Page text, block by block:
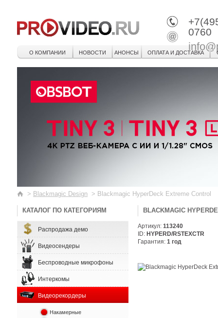
0760
О КОМПАНИИ НОВОСТИ АНОНСЫ ОПЛАТА И ДОСТАВКА
> Blackmagic Design > Blackmagic HyperDeck Extreme Control
КАТАЛОГ ПО КАТЕГОРИЯМ
Распродажа демо
Видеосендеры
Беспроводные микрофоны
Интеркомы
Видеорекордеры
Накамерные
BLACKMAGIC
Артикул: 113240
ID: HYPERD/RSTEXCTR
Гарантия: 1 год